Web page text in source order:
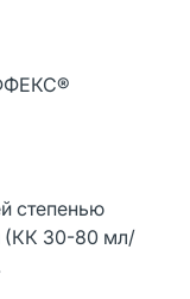
степенью
(КК 30-80 мл/